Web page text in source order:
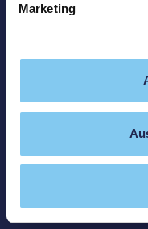
Marketing